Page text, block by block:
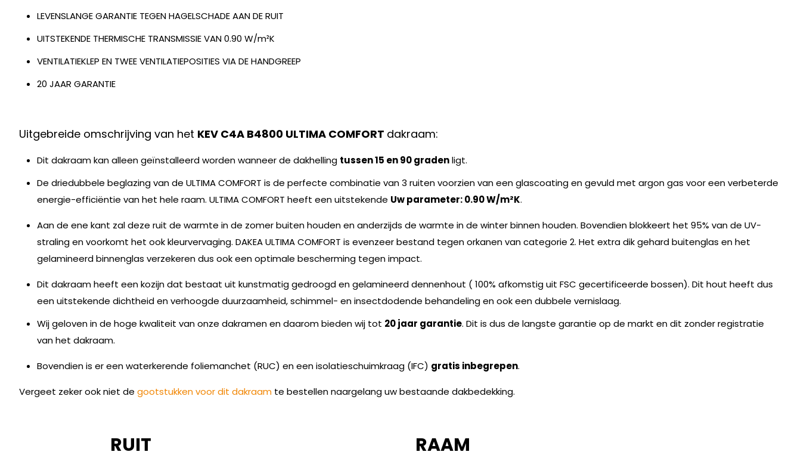
LEVENSLANGE GARANTIE TEGEN HAGELSCHADE AAN DE RUIT
UITSTEKENDE THERMISCHE TRANSMISSIE VAN 0.90 W/m²K
VENTILATIEKLEP EN TWEE VENTILATIEPOSITIES VIA DE HANDGREEP
20 JAAR GARANTIE
Uitgebreide omschrijving van het KEV C4A B4800 ULTIMA COMFORT dakraam:
Dit dakraam kan alleen geïnstalleerd worden wanneer de dakhelling tussen 15 en 90 gradenligt.
De driedubbele beglazing van de ULTIMA COMFORT is de perfecte combinatie van 3 ruiten voorzien van een glascoating en gevuld met argon gas voor een verbeterde
energie-efficiëntie van het hele raam. ULTIMA COMFORT heeft een uitstekende Uw parameter: 0.90 W/m²K.
Aan de ene kant zal deze ruit de warmte in de zomer buiten houden en anderzijds de warmte in de winter binnen houden. Bovendien blokkeert het 95% van de UV-
straling en voorkomt het ook kleurvervaging. DAKEA ULTIMA COMFORT is evenzeer bestand tegen orkanen van categorie 2. Het extra dik gehard buitenglas en het
gelamineerd binnenglas verzekeren dus ook een optimale bescherming tegen impact.
Dit dakraam heeft een kozijn dat bestaat uit kunstmatig gedroogd en gelamineerd dennenhout ( 100% afkomstig uit FSC gecertificeerde bossen). Dit hout heeft dus
een uitstekende dichtheid en verhoogde duurzaamheid, schimmel- en insectdodende behandeling en ook een dubbele vernislaag.
Wij geloven in de hoge kwaliteit van onze dakramen en daarom bieden wij tot 20 jaar garantie. Dit is dus de langste garantie op de markt en dit zonder registratie
van het dakraam.
Bovendien is er een waterkerende foliemanchet (RUC) en een isolatieschuimkraag (IFC) gratis inbegrepen.
Vergeet zeker ook niet de gootstukken voor dit dakraam te bestellen naargelang uw bestaande dakbedekking.
RUIT RAAM